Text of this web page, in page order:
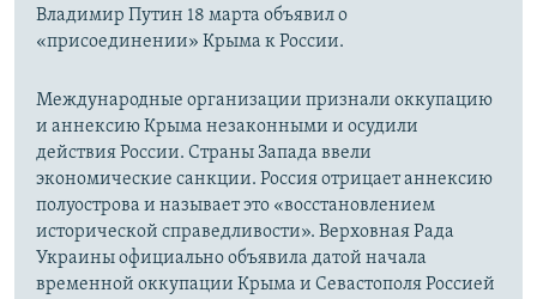
Владимир Путин 18 марта объявил о
«присоединении» Крыма к России.
Международные организации признали оккупацию
и аннексию Крыма незаконными и осудили
действия России. Страны Запада ввели
экономические санкции. Россия отрицает аннексию
полуострова и называет это «восстановлением
исторической справедливости». Верховная Рада
Украины официально объявила датой начала
временной оккупации Крыма и Севастополя Россией